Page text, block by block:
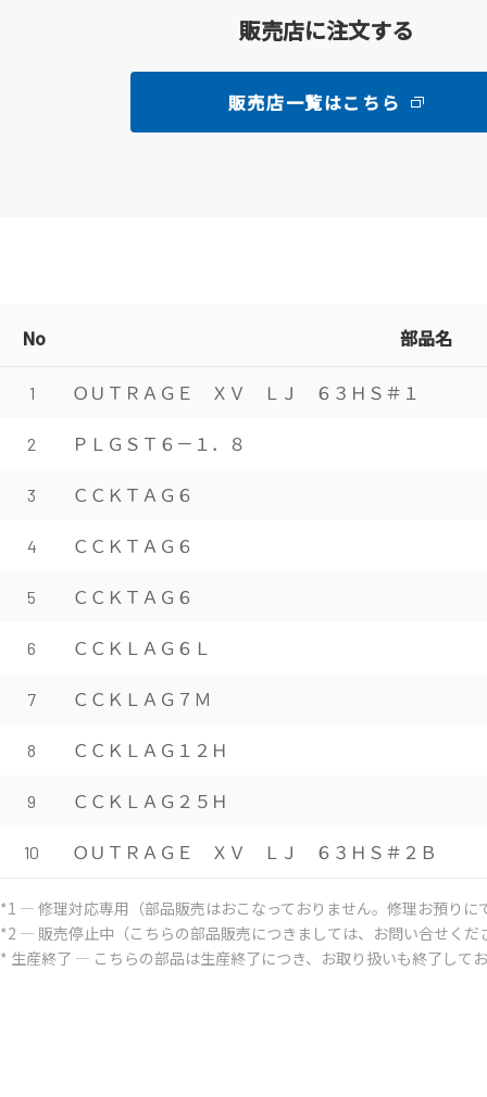
販売店に注文する
販売店一覧はこちら
No 部品名
1 ＯＵＴＲＡＧＥ ＸＶ ＬＪ ６３ＨＳ＃１
2 ＰＬＧＳＴ６－１．８
3 ＣＣＫＴＡＧ６
4 ＣＣＫＴＡＧ６
5 ＣＣＫＴＡＧ６
6 ＣＣＫＬＡＧ６Ｌ
7 ＣＣＫＬＡＧ７Ｍ
8 ＣＣＫＬＡＧ１２Ｈ
9 ＣＣＫＬＡＧ２５Ｈ
10 ＯＵＴＲＡＧＥ ＸＶ ＬＪ ６３ＨＳ＃２Ｂ
*1 ― 修理対応専用（部品販売はおこなっておりません。修理お預りに
*2 ― 販売停止中（こちらの部品販売につきましては、お問い合せくだ
* 生産終了 ― こちらの部品は生産終了につき、お取り扱いも終了して